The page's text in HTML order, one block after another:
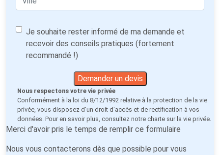
Je souhaite rester informé de ma demande et
recevoir des conseils pratiques (fortement
recommandé !)
Demander un devis
Nous respectons votre vie privée
Conformément à la loi du 8/12/1992 relative à la protection de la vie
privée, vous disposez d'un droit d'accès et de rectification à vos
données. Pour en savoir plus, consultez notre charte sur la vie privée
Merci d'avoir pris le temps de remplir ce formulaire
Nous vous contacterons dès que possible pour vous